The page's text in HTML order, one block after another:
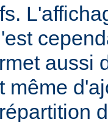
aussi
même